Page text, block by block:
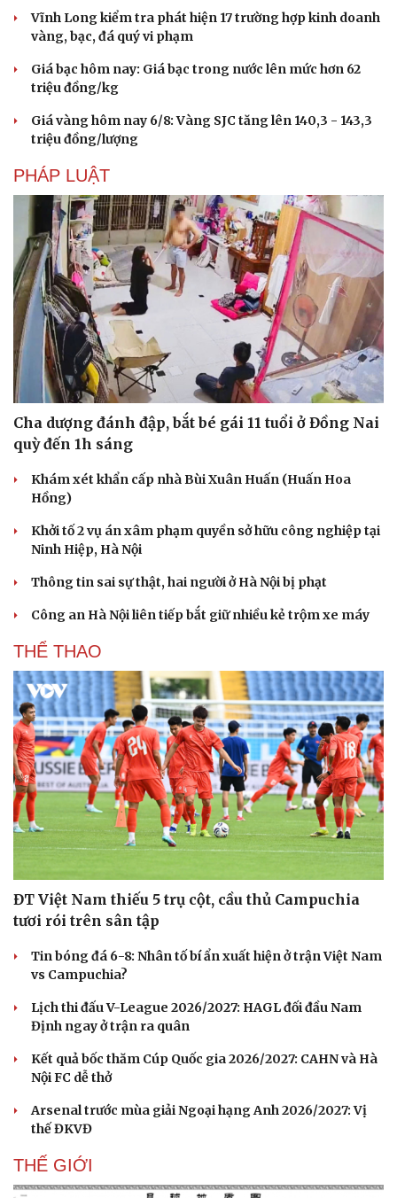
Du lịch
Tư vấn
Săn Tour
check-in
Podcast
Câu chuyện thời sự
Đọc truyện đêm khuya
Cửa sổ tình yêu
Kể chuyện cho bé
Hạt giống tâm hồn
Vĩnh Long kiểm tra phát hiện 17 trường hợp kinh doanh
vàng, bạc, đá quý vi phạm
Giá bạc hôm nay: Giá bạc trong nước lên mức hơn 62
triệu đồng/kg
Giá vàng hôm nay 6/8: Vàng SJC tăng lên 140,3 - 143,3
triệu đồng/lượng
PHÁP LUẬT
Cha dượng đánh đập, bắt bé gái 11 tuổi ở Đồng Nai
quỳ đến 1h sáng
Khám xét khẩn cấp nhà Bùi Xuân Huấn (Huấn Hoa
Hồng)
Khởi tố 2 vụ án xâm phạm quyền sở hữu công nghiệp tại
Ninh Hiệp, Hà Nội
Thông tin sai sự thật, hai người ở Hà Nội bị phạt
Công an Hà Nội liên tiếp bắt giữ nhiều kẻ trộm xe máy
THỂ THAO
ĐT Việt Nam thiếu 5 trụ cột, cầu thủ Campuchia
tươi rói trên sân tập
Tin bóng đá 6-8: Nhân tố bí ẩn xuất hiện ở trận Việt Nam
vs Campuchia?
Lịch thi đấu V-League 2026/2027: HAGL đối đầu Nam
Định ngay ở trận ra quân
Kết quả bốc thăm Cúp Quốc gia 2026/2027: CAHN và Hà
Nội FC dễ thở
Arsenal trước mùa giải Ngoại hạng Anh 2026/2027: Vị
thế ĐKVĐ
THẾ GIỚI